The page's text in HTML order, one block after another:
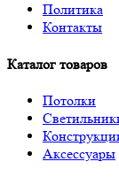
Политика
Контакты
Каталог товаров
Потолки
Аксессуары